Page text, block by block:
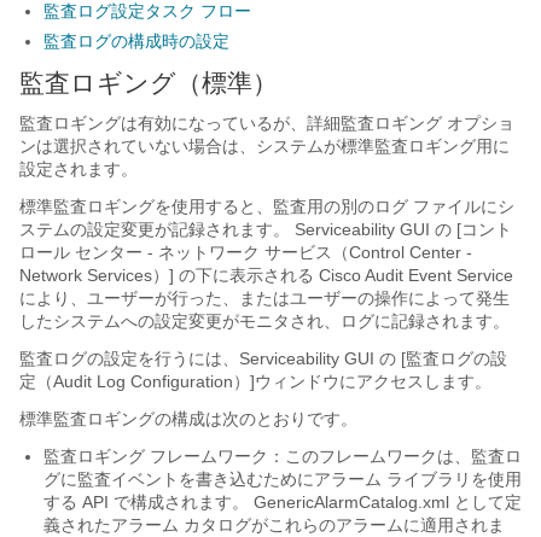
監査ログ設定タスク フロー
監査ログの構成時の設定
監査ロギング（標準）
監査ロギングは有効になっているが、詳細監査ロギング オプショ
ンは選択されていない場合は、システムが標準監査ロギング用に
設定されます。
標準監査ロギングを使用すると、監査用の別のログ ファイルにシ
ステムの設定変更が記録されます。 Serviceability GUI の [コント
ロール センター - ネットワーク サービス（Control Center -
Network Services）] の下に表示される Cisco Audit Event Service
により、ユーザーが行った、またはユーザーの操作によって発生
したシステムへの設定変更がモニタされ、ログに記録されます。
監査ログの設定を行うには、Serviceability GUI の [監査ログの設
定（Audit Log Configuration）]ウィンドウにアクセスします。
標準監査ロギングの構成は次のとおりです。
監査ロギング フレームワーク：このフレームワークは、監査ロ
グに監査イベントを書き込むためにアラーム ライブラリを使用
する API で構成されます。 GenericAlarmCatalog.xml として定
義されたアラーム カタログがこれらのアラームに適用されま